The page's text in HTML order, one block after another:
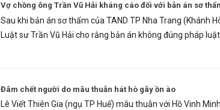
Vợ chồng ông Trần Vũ Hải kháng cáo đối với bản án sơ
Sau khi bản án sơ thẩm của TAND TP Nha Trang (Khánh
Luật sư Trần Vũ Hải cho rằng bản án không đúng pháp
Đâm chết người do mâu thuẫn hát hò gây ồn ào
Lê Viết Thiên Gia (ngụ TP Huế) mâu thuẫn với Hồ Vinh